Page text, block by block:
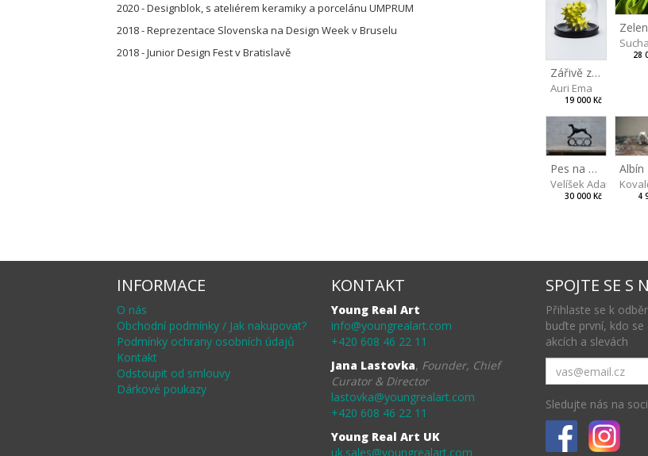
2020 - Designblok, s ateliérem keramiky a porcelánu UMPRUM
2018 - Reprezentace Slovenska na Design Week v Bruselu
2018 - Junior Design Fest v Bratislavě
Zářivě zelená II
Auri Ema
19 000 Kč
28
Pes na kolech
Velíšek Adam
30 000 Kč
Albín
4
INFORMACE
O nás
Obchodní podmínky / Jak nakupovat?
Podmínky ochrany osobních údajů
Kontakt
Odstoupit od smlouvy
Dárkové poukazy
KONTAKT
Young Real Art
info@youngrealart.com
+420 608 46 22 11
Jana Lastovka, Founder, Chief
Curator & Director
lastovka@youngrealart.com
+420 608 46 22 11
Young Real Art UK
uk.sales@youngrealart.com
SPOJTE SE S
Přihlaste se k
buďte první, kdo
akcích a slevách
Sledujte nás na